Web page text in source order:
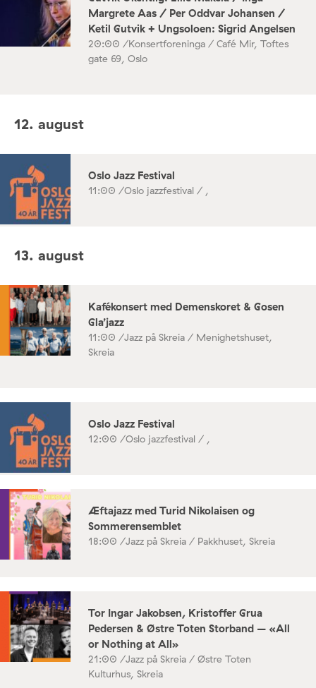
Margrete Aas / Per Oddvar Johansen /
Ketil Gutvik + Ungsoloen: Sigrid Angelsen
20:00 /Konsertforeninga / Café Mir, Toftes
gate 69, Oslo
12. august
Oslo Jazz Festival
11:00 /Oslo jazzfestival / ,
13. august
Kafékonsert med Demenskoret & Gosen
Gla’jazz
11:00 /Jazz på Skreia / Menighetshuset,
Skreia
Oslo Jazz Festival
12:00 /Oslo jazzfestival / ,
Æftajazz med Turid Nikolaisen og
Sommerensemblet
18:00 /Jazz på Skreia / Pakkhuset, Skreia
Tor Ingar Jakobsen, Kristoffer Grua
Pedersen & Østre Toten Storband – «All
or Nothing at All»
21:00 /Jazz på Skreia / Østre Toten
Kulturhus, Skreia